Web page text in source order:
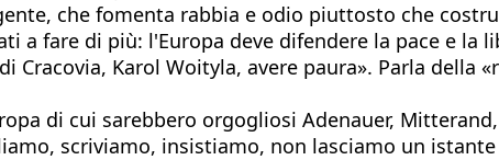
che fomenta rabbia e odio piuttosto che
a fare di più: l'Europa deve difendere la pace e la
Cracovia, Karol Woityla, avere paura». Parla della
di cui sarebbero orgogliosi Adenauer,
scriviamo, insistiamo, non lasciamo un